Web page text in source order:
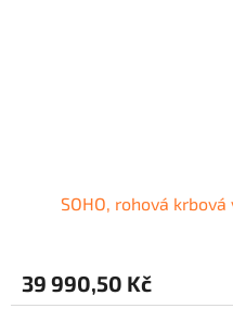
SOHO, rohová
39 990,50 Kč